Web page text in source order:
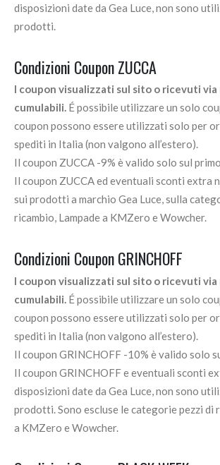
disposizioni date da Gea Luce, non sono
prodotti.
Condizioni Coupon ZUCCA
I coupon visualizzati sul sito o ricevuti via
cumulabili. É possibile utilizzare un solo
coupon possono essere utilizzati solo per
spediti in Italia (non valgono all’estero).
Il coupon ZUCCA -9% è valido solo sul
Il coupon ZUCCA ed eventuali sconti extra
sui prodotti a marchio Gea Luce, sulla
ricambio, Lampade a KMZero e Wowcher.
Condizioni Coupon GRINCHOFF
I coupon visualizzati sul sito o ricevuti via
cumulabili. É possibile utilizzare un solo
coupon possono essere utilizzati solo per
spediti in Italia (non valgono all’estero).
Il coupon GRINCHOFF -10% è valido solo
Il coupon GRINCHOFF e eventuali sconti
disposizioni date da Gea Luce, non sono
prodotti. Sono escluse le categorie pezzi di
a KMZero e Wowcher.